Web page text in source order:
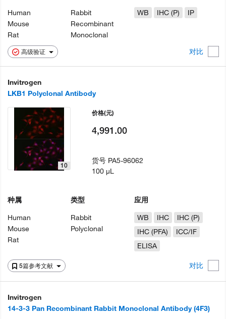
高级验证 对比
Human
Mouse
Rat
Rabbit
Recombinant
Monoclonal
WB
IHC (P) IP
Invitrogen
LKB1 Polyclonal Antibody
5篇参考文献 对比
10
种属
Human
Mouse
Rat
类型
Rabbit
Polyclonal
应用
WB
IHC
IHC (P)
IHC (PFA)
ICC/IF
ELISA
价格(元)
4,991.00
货号 PA5-96062
100 µL
Invitrogen
14-3-3 Pan Recombinant Rabbit Monoclonal Antibody (4F3)